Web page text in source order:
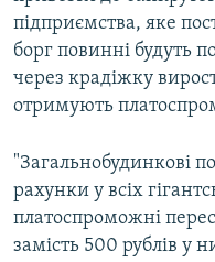
підприємства, яке
борг повинні будуть
через крадіжку
отримують
"Загальнобудинкові
рахунки у всіх
платоспроможні
замість 500 рублів у